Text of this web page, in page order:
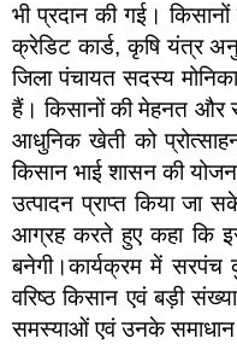
भी प्रदान की गई।
क्रेडिट कार्ड, कृषि यंत्र
जिला पंचायत सदस्य
हैं। किसानों की मेहनत और
आधुनिक खेती को
किसान भाई शासन की
उत्पादन प्राप्त किया जा
आग्रह करते हुए कहा कि
बनेगी।कार्यक्रम में सरपंच
वरिष्ठ किसान एवं बड़ी
समस्याओं एवं उनके समाधान